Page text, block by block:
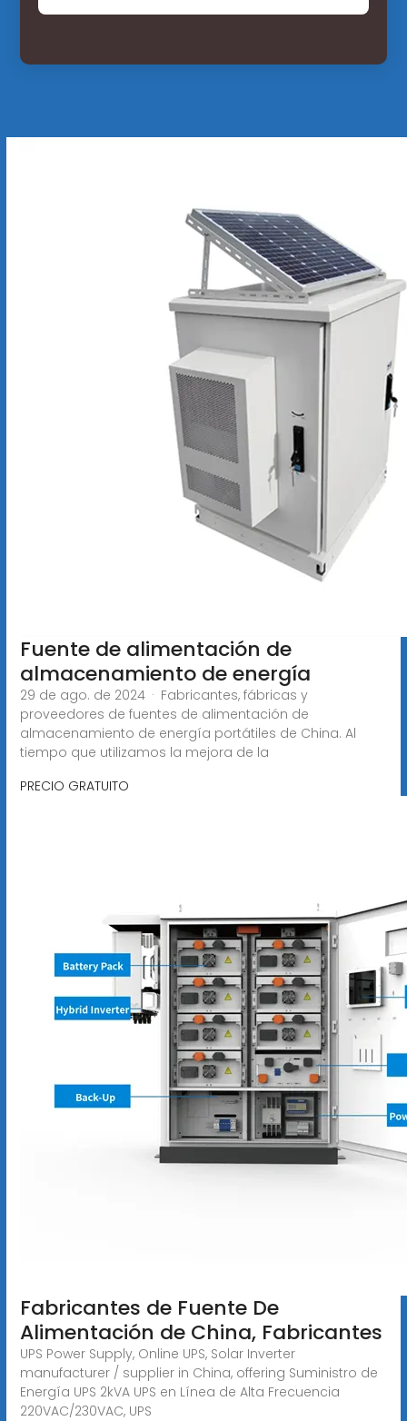
Fuente de alimentación de
almacenamiento de energía
29 de ago. de 2024 · Fabricantes, fábricas y
proveedores de fuentes de alimentación de
almacenamiento de energía portátiles de China. Al
tiempo que utilizamos la mejora de la
PRECIO GRATUITO
Fabricantes de Fuente De
Alimentación de China, Fabricantes
UPS Power Supply, Online UPS, Solar Inverter
manufacturer / supplier in China, offering Suministro de
Energía UPS 2kVA UPS en Línea de Alta Frecuencia
220VAC/230VAC, UPS